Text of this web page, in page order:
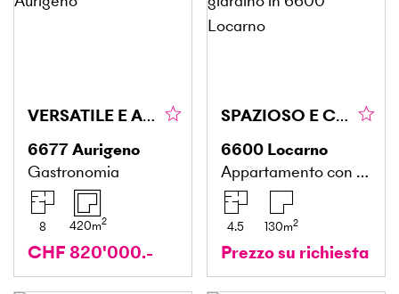
VERSATILE E AFFASCIANTE
6677Aurigeno
Gastronomia
8 420m2
CHF 820'000.-
SPAZIOSO E CENTRALE CON GIARDINO IN COSTRUZIONE
6600 Locarno
Appartamento con giardino
4.5 130m2
Prezzo su richiesta